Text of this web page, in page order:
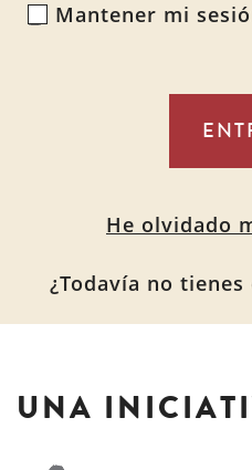
Mantener mi
Alternative:He olvidado
¿Todavía no tienes
UNA